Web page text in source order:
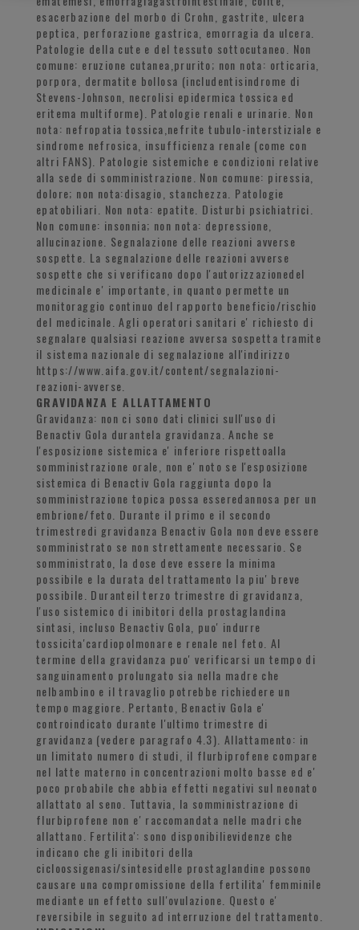
esacerbazione del morbo di Crohn, gastrite, ulcera
peptica, perforazione gastrica, emorragia da ulcera.
Patologie della cute e del tessuto sottocutaneo. Non
comune: eruzione cutanea,prurito; non nota: orticaria,
porpora, dermatite bollosa (includentisindrome di
Stevens-Johnson, necrolisi epidermica tossica ed
eritema multiforme). Patologie renali e urinarie. Non
nota: nefropatia tossica,nefrite tubulo-interstiziale e
sindrome nefrosica, insufficienza renale (come con
altri FANS). Patologie sistemiche e condizioni relative
alla sede di somministrazione. Non comune: piressia,
dolore; non nota:disagio, stanchezza. Patologie
epatobiliari. Non nota: epatite. Disturbi psichiatrici.
Non comune: insonnia; non nota: depressione,
allucinazione. Segnalazione delle reazioni avverse
sospette. La segnalazione delle reazioni avverse
sospette che si verificano dopo l'autorizzazionedel
medicinale e' importante, in quanto permette un
monitoraggio continuo del rapporto beneficio/rischio
del medicinale. Agli operatori sanitari e' richiesto di
segnalare qualsiasi reazione avversa sospetta tramite
il sistema nazionale di segnalazione all'indirizzo
https://www.aifa.gov.it/content/segnalazioni-
reazioni-avverse.
GRAVIDANZA E ALLATTAMENTO
Gravidanza: non ci sono dati clinici sull'uso di
Benactiv Gola durantela gravidanza. Anche se
l'esposizione sistemica e' inferiore rispettoalla
somministrazione orale, non e' noto se l'esposizione
sistemica di Benactiv Gola raggiunta dopo la
somministrazione topica possa esseredannosa per un
embrione/feto. Durante il primo e il secondo
trimestredi gravidanza Benactiv Gola non deve essere
somministrato se non strettamente necessario. Se
somministrato, la dose deve essere la minima
possibile e la durata del trattamento la piu' breve
possibile. Duranteil terzo trimestre di gravidanza,
l'uso sistemico di inibitori della prostaglandina
sintasi, incluso Benactiv Gola, puo' indurre
tossicita'cardiopolmonare e renale nel feto. Al
termine della gravidanza puo' verificarsi un tempo di
sanguinamento prolungato sia nella madre che
nelbambino e il travaglio potrebbe richiedere un
tempo maggiore. Pertanto, Benactiv Gola e'
controindicato durante l'ultimo trimestre di
gravidanza (vedere paragrafo 4.3). Allattamento: in
un limitato numero di studi, il flurbiprofene compare
nel latte materno in concentrazioni molto basse ed e'
poco probabile che abbia effetti negativi sul neonato
allattato al seno. Tuttavia, la somministrazione di
flurbiprofene non e' raccomandata nelle madri che
allattano. Fertilita': sono disponibilievidenze che
indicano che gli inibitori della
cicloossigenasi/sintesidelle prostaglandine possono
causare una compromissione della fertilita' femminile
mediante un effetto sull'ovulazione. Questo e'
reversibile in seguito ad interruzione del trattamento.